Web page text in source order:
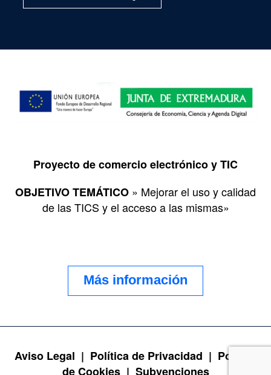
Proyecto de comercio electrónico y TIC
OBJETIVO TEMÁTICO » Mejorar el uso y calidad
de las TICS y el acceso a las mismas»
Más información
Aviso Legal | Política de Privacidad | Política
de Cookies | Subvenciones